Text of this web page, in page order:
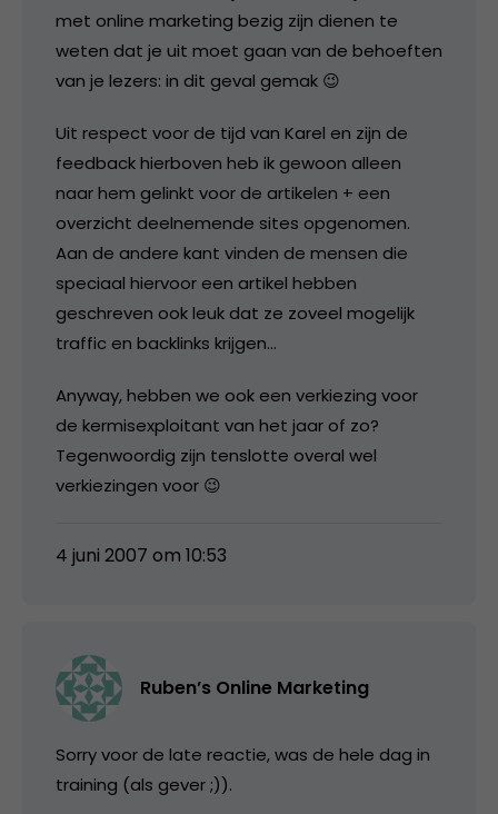
met online marketing bezig zijn dienen te
weten dat je uit moet gaan van de behoeften
van je lezers: in dit geval gemak 😉
Uit respect voor de tijd van Karel en zijn de
feedback hierboven heb ik gewoon alleen
naar hem gelinkt voor de artikelen + een
overzicht deelnemende sites opgenomen.
Aan de andere kant vinden de mensen die
speciaal hiervoor een artikel hebben
geschreven ook leuk dat ze zoveel mogelijk
traffic en backlinks krijgen…
Anyway, hebben we ook een verkiezing voor
de kermisexploitant van het jaar of zo?
Tegenwoordig zijn tenslotte overal wel
verkiezingen voor 😉
4 juni 2007 om 10:53
Ruben’s Online Marketing
Sorry voor de late reactie, was de hele dag in
training (als gever ;)).